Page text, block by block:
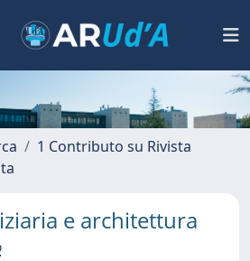
1 Contributo su Rivista
e architettura